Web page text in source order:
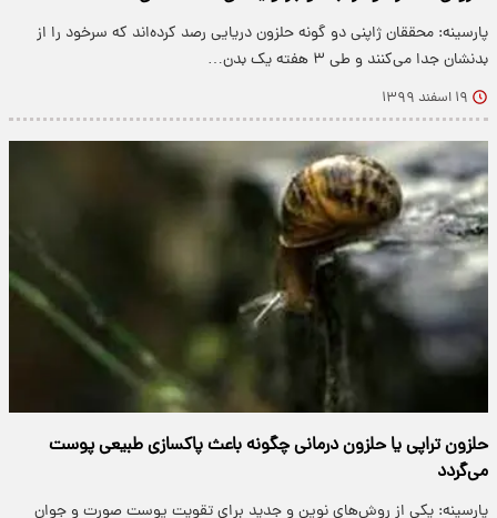
پارسینه: محققان ژاپنی دو گونه حلزون دریایی رصد کرده‌اند که سرخود را از
بدنشان جدا می‌کنند و طی ۳ هفته یک بدن…
۱۹ اسفند ۱۳۹۹
حلزون تراپی یا حلزون درمانی چگونه باعث پاکسازی طبیعی پوست
می‌گردد
پارسینه: یکی از روش‌های نوین و جدید برای تقویت پوست صورت و جوان